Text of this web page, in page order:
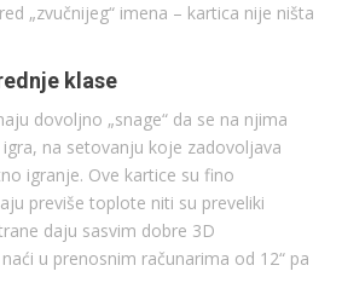
„zvučnijeg“ imena – kartica nije ništa
klase
dovoljno „snage“ da se na njima
na setovanju koje zadovoljava
igranje. Ove kartice su fino
previše toplote niti su preveliki
daju sasvim dobre 3D
u prenosnim računarima od 12“ pa